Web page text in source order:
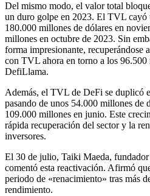
Del mismo modo, el valor total
un duro golpe en 2023. El TVL cayó
180.000 millones de dólares en
millones en octubre de 2023. Sin
forma impresionante, recuperándose
con TVL ahora en torno a los 96.500
DefiLlama.
Además, el TVL de DeFi se duplicó
pasando de unos 54.000 millones de
109.000 millones en junio. Este
rápida recuperación del sector y la
inversores.
El 30 de julio, Taiki Maeda,
comentó esta reactivación. Afirmó
periodo de «renacimiento» tras más
rendimiento.